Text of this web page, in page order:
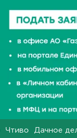
Чтиво Дачное